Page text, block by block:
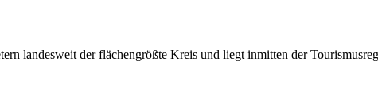
landesweit der flächengrößte Kreis und liegt inmitten der